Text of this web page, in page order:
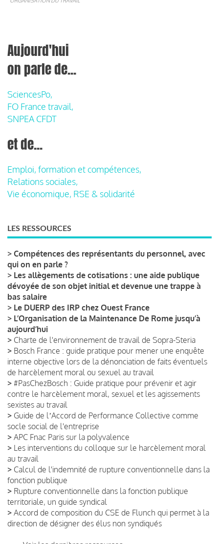
Aujourd'hui
on parle de...
SciencesPo,
FO France travail,
SNPEA CFDT
et de...
Emploi, formation et compétences,
Relations sociales,
Vie économique, RSE & solidarité
LES RESSOURCES
> Compétences des représentants du personnel, avec
qui on en parle ?
> Les allègements de cotisations : une aide publique
dévoyée de son objet initial et devenue une trappe à
bas salaire
> Le DUERP des IRP chez Ouest France
> L’Organisation de la Maintenance De Rome jusqu’à
aujourd’hui
> Charte de l'environnement de travail de Sopra-Steria
> Bosch France : guide pratique pour mener une enquête
interne objective lors de la dénonciation de faits éventuels
de harcèlement moral ou sexuel au travail
> #PasChezBosch : Guide pratique pour prévenir et agir
contre le harcèlement moral, sexuel et les agissements
sexistes au travail
> Guide de lʼAccord de Performance Collective comme
socle social de l'entreprise
> APC Fnac Paris sur la polyvalence
> Les interventions du colloque sur le harcèlement moral
au travail
> Calcul de l'indemnité de rupture conventionnelle dans la
fonction publique
> Rupture conventionnelle dans la fonction publique
territoriale, un guide syndical
> Accord de composition du CSE de Flunch qui permet à la
direction de désigner des élus non syndiqués